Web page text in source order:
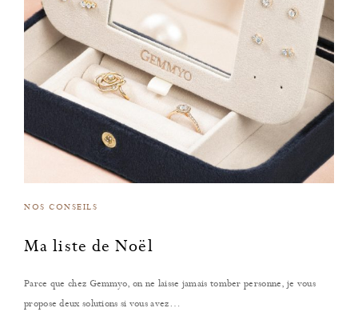
NOS CONSEILS
Ma liste de Noël
Parce que chez Gemmyo, on ne laisse jamais tomber personne, je vous
propose deux solutions si vous avez…